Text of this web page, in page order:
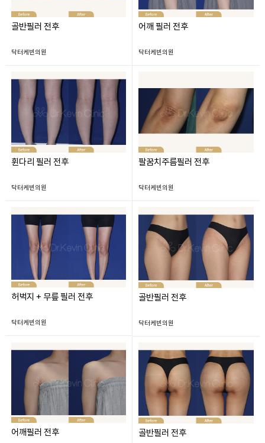
골반필러 전후
닥터케빈의원
어깨 필러 전후
닥터케빈의원
휜다리 필러 전후
닥터케빈의원
팔꿈치주름필러 전후
닥터케빈의원
허벅지 + 무릎 필러 전후
닥터케빈의원
골반필러 전후
닥터케빈의원
어깨필러 전후 골반필러 전후